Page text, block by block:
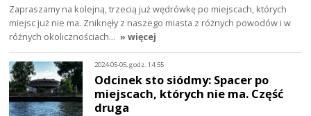
Zapraszamy na kolejną, trzecią już wędrówkę po miejscach, których
miejsc już nie ma. Zniknęły z naszego miasta z różnych powodów i w
różnych okolicznościach… » więcej
2024-05-05, godz. 14:55
Odcinek sto siódmy: Spacer po
miejscach, których nie ma. Część
druga